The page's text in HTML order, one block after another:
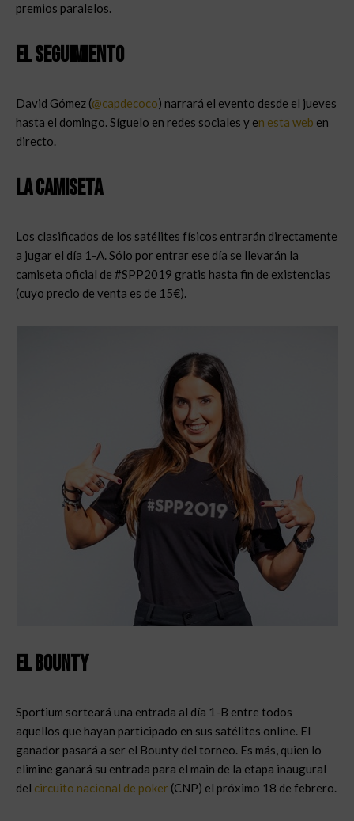
premios paralelos.
El seguimiento
David Gómez (@capdecoco) narrará el evento desde el jueves
hasta el domingo. Síguelo en redes sociales y en esta web en
directo.
La camiseta
Los clasificados de los satélites físicos entrarán directamente
a jugar el día 1-A. Sólo por entrar ese día se llevarán la
camiseta oficial de #SPP2019 gratis hasta fin de existencias
(cuyo precio de venta es de 15€).
El Bounty
Sportium sorteará una entrada al día 1-B entre todos
aquellos que hayan participado en sus satélites online. El
ganador pasará a ser el Bounty del torneo. Es más, quien lo
elimine ganará su entrada para el main de la etapa inaugural
del circuito nacional de poker (CNP) el próximo 18 de febrero.